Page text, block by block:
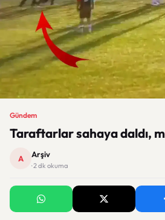
Gündem
Taraftarlar sahaya daldı,
A Arşiv
· 2 dk okuma